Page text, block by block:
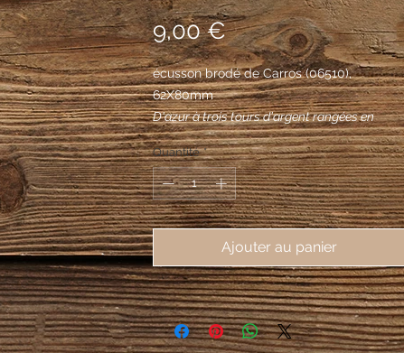
9,00 €Prix
écusson brodé de Carros (06510),
62X80mm
D'azur à trois tours d'argent rangées en
fasce, celle du milieu plus haute que les deux
autres, surmontées de deux losanges d'or
rangés en chef.
Quantité *
Ajouter au panier